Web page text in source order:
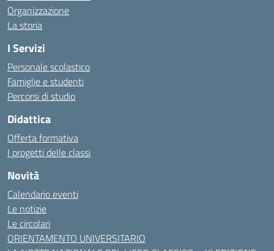
Organizzazione
La storia
I Servizi
Personale scolastico
Famiglie e studenti
Percorsi di studio
Didattica
Offerta formativa
I progetti delle classi
Novità
Calendario eventi
Le notizie
Le circolari
ORIENTAMENTO UNIVERSITARIO